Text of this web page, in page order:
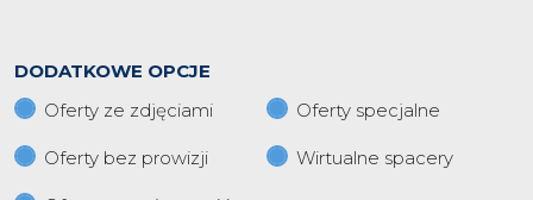
DODATKOWE OPCJE
Oferty ze zdjęciami
Oferty specjalne
Oferty bez prowizji Wirtualne spacery